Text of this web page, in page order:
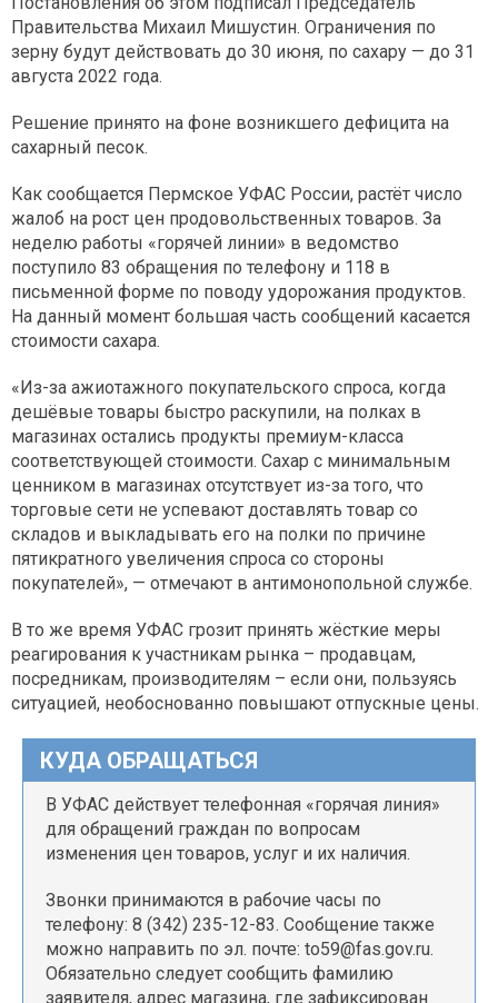
Правительства Михаил Мишустин. Ограничения по
зерну будут действовать до 30 июня, по сахару — до 31
августа 2022 года.
Решение принято на фоне возникшего дефицита на
сахарный песок.
Как сообщается Пермское УФАС России, растёт число
жалоб на рост цен продовольственных товаров. За
неделю работы «горячей линии» в ведомство
поступило 83 обращения по телефону и 118 в
письменной форме по поводу удорожания продуктов.
На данный момент большая часть сообщений касается
стоимости сахара.
«Из-за ажиотажного покупательского спроса, когда
дешёвые товары быстро раскупили, на полках в
магазинах остались продукты премиум-класса
соответствующей стоимости. Сахар с минимальным
ценником в магазинах отсутствует из-за того, что
торговые сети не успевают доставлять товар со
складов и выкладывать его на полки по причине
пятикратного увеличения спроса со стороны
покупателей», — отмечают в антимонопольной службе.
В то же время УФАС грозит принять жёсткие меры
реагирования к участникам рынка – продавцам,
посредникам, производителям – если они, пользуясь
ситуацией, необоснованно повышают отпускные цены.
КУДА ОБРАЩАТЬСЯ
В УФАС действует телефонная «горячая линия»
для обращений граждан по вопросам
изменения цен товаров, услуг и их наличия.
Звонки принимаются в рабочие часы по
телефону: 8 (342) 235-12-83. Сообщение также
можно направить по эл. почте: to59@fas.gov.ru.
Обязательно следует сообщить фамилию
заявителя, адрес магазина, где зафиксирован